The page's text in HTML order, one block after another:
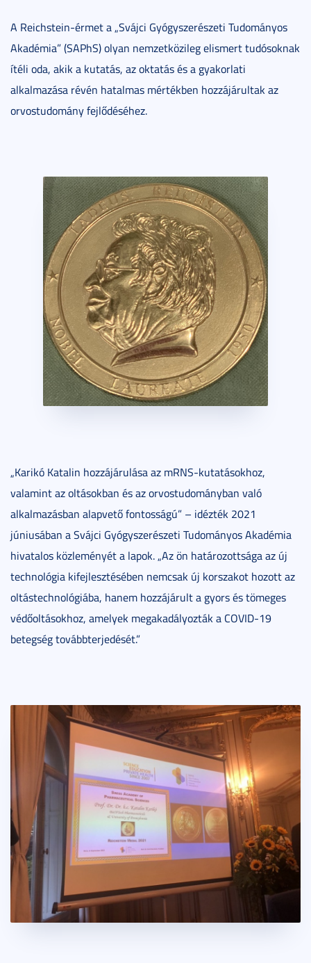
A Reichstein-érmet a „Svájci Gyógyszerészeti Tudományos
Akadémia” (SAPhS) olyan nemzetközileg elismert tudósoknak
ítéli oda, akik a kutatás, az oktatás és a gyakorlati
alkalmazása révén hatalmas mértékben hozzájárultak az
orvostudomány fejlődéséhez.
„Karikó Katalin hozzájárulása az mRNS-kutatásokhoz,
valamint az oltásokban és az orvostudományban való
alkalmazásban alapvető fontosságú” – idézték 2021
júniusában a Svájci Gyógyszerészeti Tudományos Akadémia
hivatalos közleményét a lapok. „Az ön határozottsága az új
technológia kifejlesztésében nemcsak új korszakot hozott az
oltástechnológiába, hanem hozzájárult a gyors és tömeges
védőoltásokhoz, amelyek megakadályozták a COVID-19
betegség továbbterjedését.”